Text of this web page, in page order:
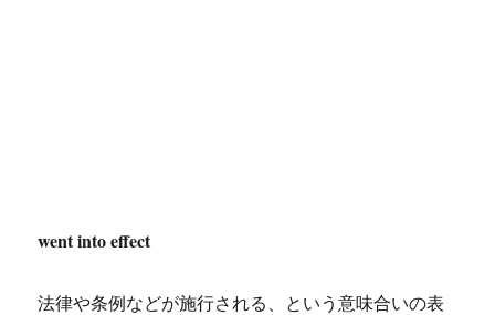
went into effect
法律や条例などが施行される、という意味合いの表